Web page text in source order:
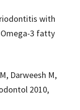
with
3 fatty
Darweesh M,
2010,